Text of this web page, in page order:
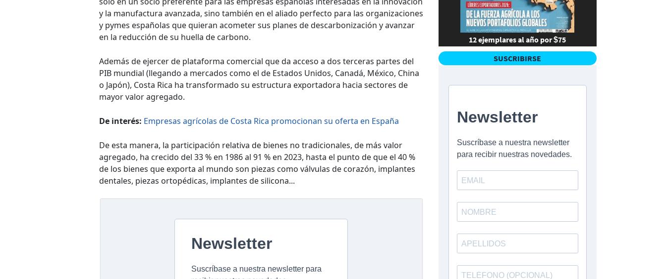
y la manufactura avanzada, sino también en el aliado perfecto para las organizaciones
y pymes españolas que quieran acometer sus planes de descarbonización y avanzar
en la reducción de su huella de carbono.
Además de ejercer de plataforma comercial que da acceso a dos terceras partes del
PIB mundial (llegando a mercados como el de Estados Unidos, Canadá, México, China
o Japón), Costa Rica ha transformado su estructura exportadora hacia sectores de
mayor valor agregado.
De interés: Empresas agrícolas de Costa Rica promocionan su oferta en España
De esta manera, la participación relativa de bienes no tradicionales, de más valor
agregado, ha crecido del 33 % en 1986 al 91 % en 2023, hasta el punto de que el 40 %
de los bienes que exporta al mundo son piezas como válvulas de corazón, implantes
dentales, piezas ortopédicas, implantes de silicona...
12 ejemplares al año por $75
SUSCRIBIRSE